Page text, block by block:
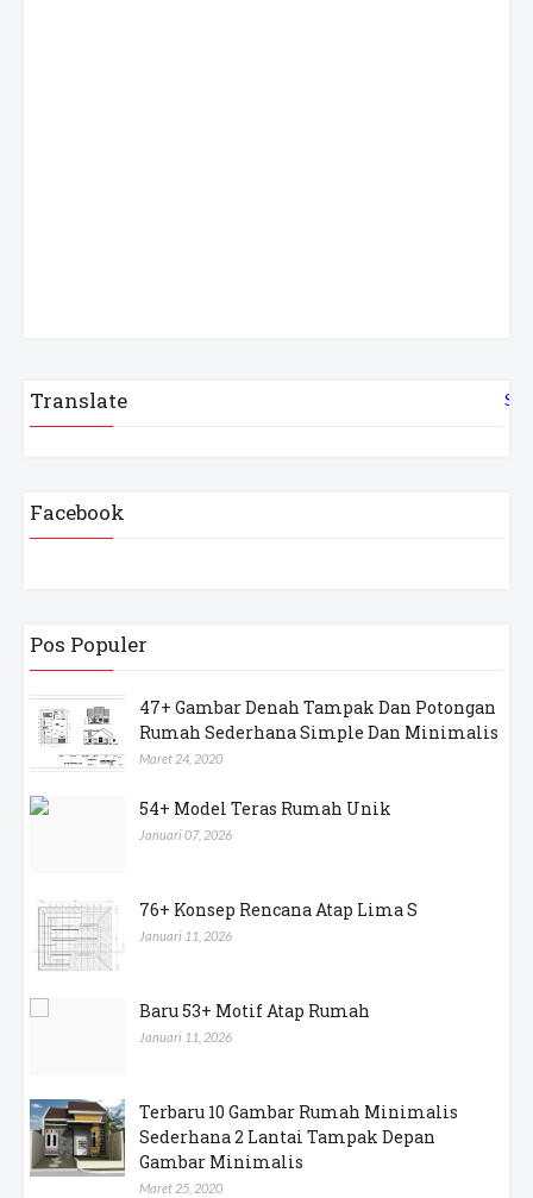
Translate
Facebook
Pos Populer
47+ Gambar Denah Tampak Dan Potongan
Rumah Sederhana Simple Dan Minimalis
Maret 24, 2020
54+ Model Teras Rumah Unik
Januari 07, 2026
76+ Konsep Rencana Atap Lima S
Januari 11, 2026
Baru 53+ Motif Atap Rumah
Januari 11, 2026
Terbaru 10 Gambar Rumah Minimalis
Sederhana 2 Lantai Tampak Depan
Gambar Minimalis
Maret 25, 2020